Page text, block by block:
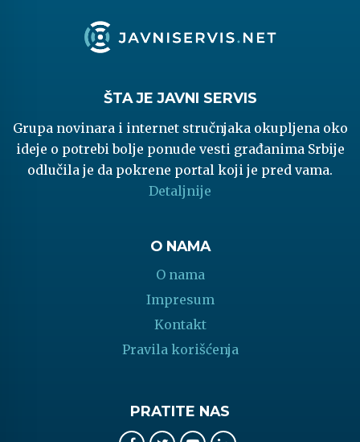
ŠTA JE JAVNI SERVIS
Grupa novinara i internet stručnjaka okupljena oko
ideje o potrebi bolje ponude vesti građanima Srbije
odlučila je da pokrene portal koji je pred vama.
Detaljnije
O NAMA
O nama
Impresum
Kontakt
Pravila korišćenja
PRATITE NAS